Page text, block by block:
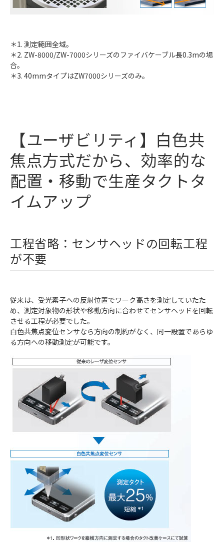
＊1. 測定範囲全域。
＊2. ZW-8000/ZW-7000シリーズのファイバケーブル長0.3mの場
合。
＊3. 40mmタイプはZW7000シリーズのみ。
【ユーザビリティ】白色共
焦点方式だから、効率的な
配置・移動で生産タクトタ
イムアップ
工程省略：センサヘッドの回転工程
が不要
従来は、受光素子への反射位置でワーク高さを測定していたた
め、測定対象物の形状や移動方向に合わせてセンサヘッドを回転
させる工程が必要でした。
白色共焦点変位センサなら方向の制約がなく、同一設置であらゆ
る方向への移動測定が可能です。